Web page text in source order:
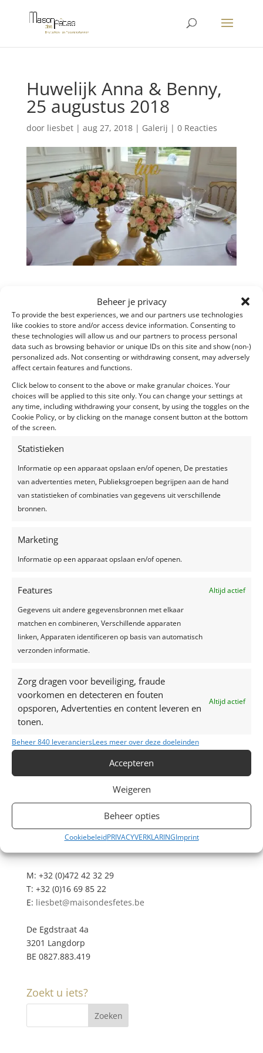
Beheer je privacy
To provide the best experiences, we and our partners use technologies
like cookies to store and/or access device information. Consenting to
these technologies will allow us and our partners to process personal
data such as browsing behavior or unique IDs on this site and show (non-)
personalized ads. Not consenting or withdrawing consent, may adversely
affect certain features and functions.
Click below to consent to the above or make granular choices. Your
choices will be applied to this site only. You can change your settings at
any time, including withdrawing your consent, by using the toggles on the
Cookie Policy, or by clicking on the manage consent button at the bottom
of the screen.
Statistieken
Informatie op een apparaat opslaan en/of openen, De prestaties
van advertenties meten, Publieksgroepen begrijpen aan de hand
van statistieken of combinaties van gegevens uit verschillende
bronnen.
Marketing
Informatie op een apparaat opslaan en/of openen.
Features
Altijd actief
Gegevens uit andere gegevensbronnen met elkaar
matchen en combineren, Verschillende apparaten
linken, Apparaten identificeren op basis van automatisch
verzonden informatie.
Zorg dragen voor beveiliging, fraude
voorkomen en detecteren en fouten
opsporen, Advertenties en content leveren en
tonen.
Altijd actief
Beheer 840 leveranciersLees meer over deze doeleinden
Accepteren
Weigeren
Beheer opties
CookiebeleidPRIVACYVERKLARINGImprint
Huwelijk Anna & Benny,
25 augustus 2018
door liesbet| aug 27, 2018| Galerij | 0 Reacties
Burgerlijk huwelijk: Stadhuis, Antwerpen
Ceremonie: Sint-Rochusskerk, Deurne
Thema: Romantiek
Ingrediënten: de locatie werd aangekleed in een
romantisch thema met hoofdtinten pastel en goud,
het overheerlijke diner werd verzorgd doorAmbrosia
Fijnkeuken,photobooth The Blue Birdie,DJ Sem,…
Algemene decoratie via Maison des Fêtes.
Uitgelichte foto is een werkfoto in afwachting van
finaal beeldmateriaal.
Recente berichten
Een feest plannen, wat geef je uit?
Zelfgemaakte limonade, hét recept voor een
verkoelend drankje!
Top 7 trends voor huwelijken in 2024-2025
Zo creëer je het perfecte sprookjesfeest!
M: +32 (0)472 42 32 29
T: +32 (0)16 69 85 22
E: liesbet@maisondesfetes.be
De Egdstraat 4a
3201 Langdorp
BE 0827.883.419
Zoekt u iets?